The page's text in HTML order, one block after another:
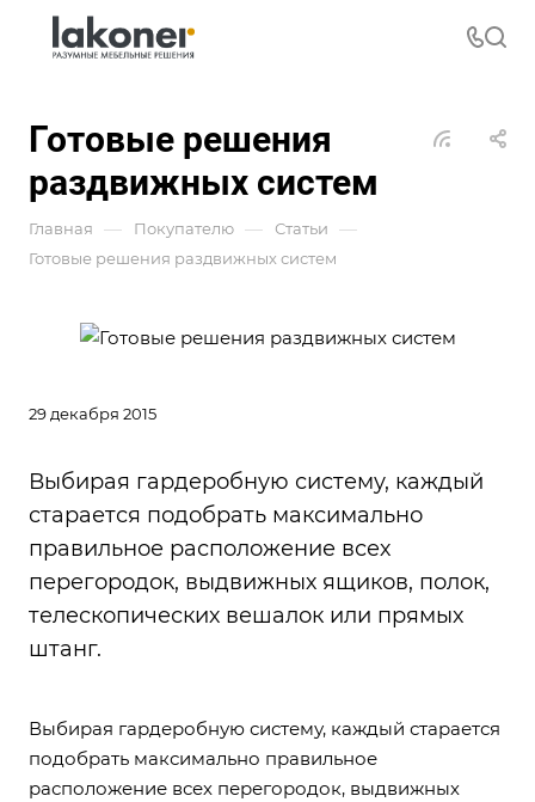
Готовые решения
раздвижных систем
Главная — Покупателю — Статьи —
Готовые решения раздвижных систем
29 декабря 2015
Выбирая гардеробную систему, каждый
старается подобрать максимально
правильное расположение всех
перегородок, выдвижных ящиков, полок,
телескопических вешалок или прямых
штанг.
Выбирая гардеробную систему, каждый старается
подобрать максимально правильное
расположение всех перегородок, выдвижных